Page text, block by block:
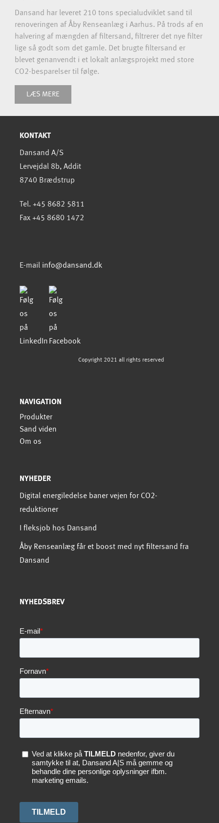
Dansand har leveret 210 tons specialudviklet sand til
renoveringen af Åby Renseanlæg i Aarhus. På trods af en
halvering af mængden af filtersand, filtrerer det nye filter
lige så godt som det gamle. Det brugte filtersand er
blevet genanvendt i et lokalt anlægsprojekt med store
CO2-besparelser til følge.
LÆS MERE
KONTAKT
Dansand A/S
Lervejdal 8b, Addit
8740 Brædstrup
Tel. +45 8682 5811
Fax +45 8680 1472
E-mail info@dansand.dk
Copyright 2021 all rights reserved
NAVIGATION
Produkter
Sand viden
Om os
NYHEDER
Digital energiledelse baner vejen for CO2-
reduktioner
I fleksjob hos Dansand
Åby Renseanlæg får et boost med nyt filtersand fra
Dansand
NYHEDSBREV